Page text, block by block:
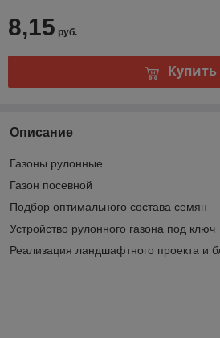
8,15 руб.
Купить
Описание
Газоны рулонные
Газон посевной
Подбор оптимального состава семян
Устройство рулонного газона под ключ
Реализация ландшафтного проекта и